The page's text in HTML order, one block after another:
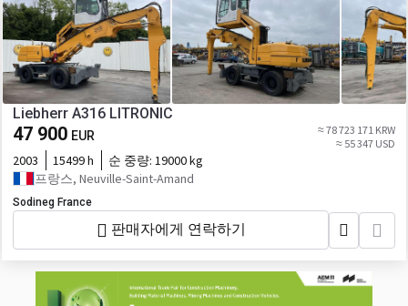
Liebherr A316 LITRONIC
47 900 EUR
≈ 78 723 171 KRW
≈ 55 347 USD
2003 15499 h 순 중량: 19000 kg
프랑스, Neuville-Saint-Amand
Sodineg France
판매자에게 연락하기